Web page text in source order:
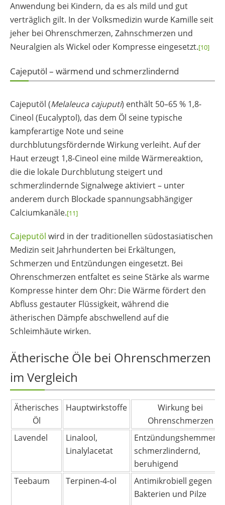
Anwendung bei Kindern, da es als mild und gut
verträglich gilt. In der Volksmedizin wurde Kamille seit
jeher bei Ohrenschmerzen, Zahnschmerzen und
Neuralgien als Wickel oder Kompresse eingesetzt.[10]
Cajeputöl – wärmend und schmerzlindernd
Cajeputöl (Melaleuca cajuputi) enthält 50–65 % 1,8-
Cineol (Eucalyptol), das dem Öl seine typische
kampferartige Note und seine
durchblutungsfördernde Wirkung verleiht. Auf der
Haut erzeugt 1,8-Cineol eine milde Wärmereaktion,
die die lokale Durchblutung steigert und
schmerzlindernde Signalwege aktiviert – unter
anderem durch Blockade spannungsabhängiger
Calciumkanäle.[11]
Cajeputöl wird in der traditionellen südostasiatischen
Medizin seit Jahrhunderten bei Erkältungen,
Schmerzen und Entzündungen eingesetzt. Bei
Ohrenschmerzen entfaltet es seine Stärke als warme
Kompresse hinter dem Ohr: Die Wärme fördert den
Abfluss gestauter Flüssigkeit, während die
ätherischen Dämpfe abschwellend auf die
Schleimhäute wirken.
Ätherische Öle bei Ohrenschmerzen
im Vergleich
Ätherisches
Öl
Hauptwirkstoffe
Wirkung bei
Ohrenschmerzen
Lavendel
Linalool,
Linalylacetat
Entzündungshemmend,
schmerzlindernd,
beruhigend
Teebaum
Terpinen-4-ol
Antimikrobiell gegen
Bakterien und Pilze